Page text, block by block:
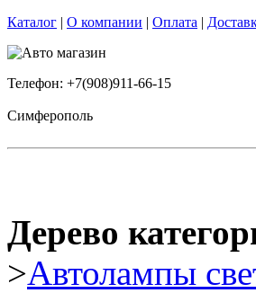
Каталог | О компании | Оплата |
Телефон: +7(908)911-66-15
Симферополь
Дерево
>Автолампы